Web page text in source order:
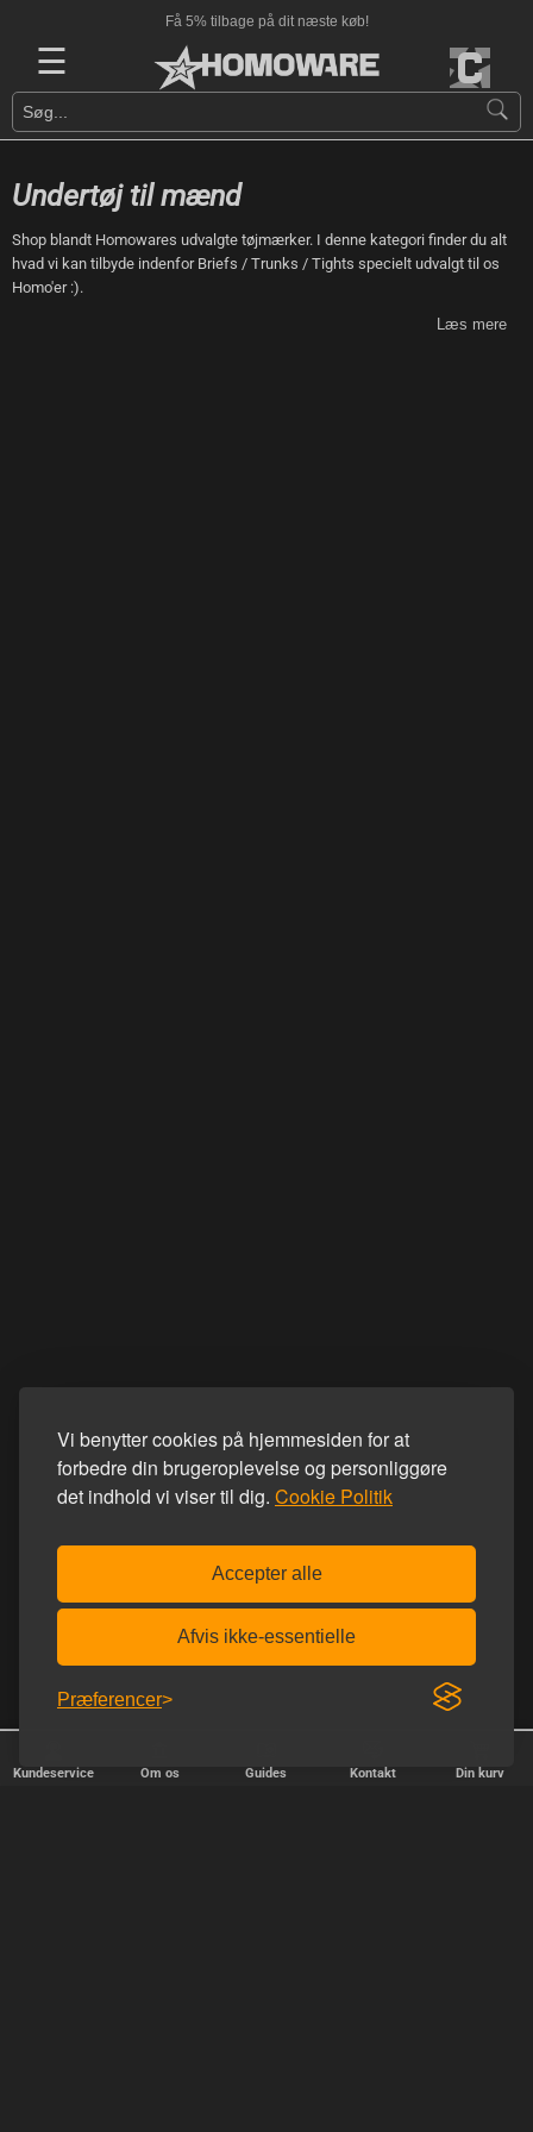
Vi benytter cookies på hjemmesiden for at
forbedre din brugeroplevelse og personliggøre
det indhold vi viser til dig. Cookie Politik
Accepter alle
Afvis ikke-essentielle
Præferencer
Få 5% tilbage på dit næste køb!
☰
Undertøj til mænd
Shop blandt Homowares udvalgte tøjmærker. I denne kategori finder du alt
hvad vi kan tilbyde indenfor Briefs / Trunks / Tights specielt udvalgt til os
Homo'er :).
Læs mere
Kundeservice Om os Guides Kontakt Din kurv